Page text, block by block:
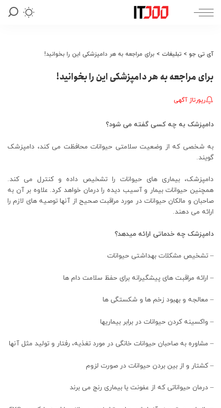
آی تی جو > تبلیغات > برای مراجعه به هر دامپزشکی این را بخوانید!
برای مراجعه به هر دامپزشکی این را بخوانید!
رپورتاژ آگهی
دامپزشک به چه کسی گفته می شود؟
به شخصی که از وضعیت سلامتی حیوانات محافظت می کند، دامپزشک
گویند.
دامپزشک، بیماری های حیوانات را تشخیص داده و کنترل می کند.
همچنین حیوانات بیمار و آسیب دیده را درمان خواهد کرد. علاوه بر آن به
صاحبان و مالکان حیوانات در مورد مراقبت صحیح از آنها توصیه های لازم را
ارائه می دهند.
دامپزشک چه خدماتی ارائه میدهد؟
– تشخیص مشکلات بهداشتی حیوانات
– ارائه مراقبت های پیشگیرانه برای حفظ سلامت دام ها
– معالجه و بهبود زخم ها و شکستگی ها
– واکسینه کردن حیوانات در برابر بیماریها
– مشاوره به صاحبان حیوانات خانگی در مورد تغذیه، رفتار و تولید مثل آنها
– کشتار و از بین بردن حیوانات در صورت لزوم
– درمان حیواناتی که از عفونت یا بیماری رنج می برند